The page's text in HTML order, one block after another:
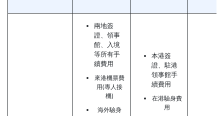
兩地簽
證、領事
館、入境
等所有手
續費用
來港機票費
用(專人接
機)
海外驗身
本港簽
證、駐港
領事館手
續費用
在港驗身費
用